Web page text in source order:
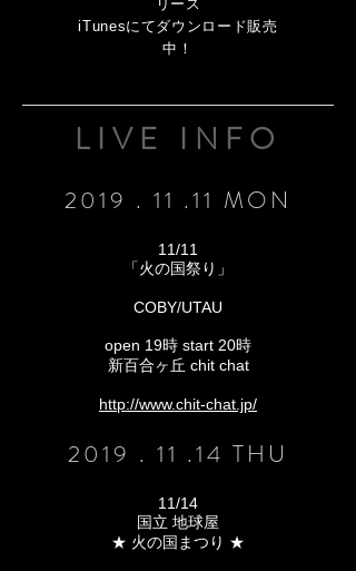
リース
iTunesにてダウンロード販売
中！
LIVE INFO
2019 . 11 .11 MON
11/11
「火の国祭り」
COBY/UTAU
open 19時 start 20時
新百合ヶ丘 chit chat
http://www.chit-chat.jp/
2019 . 11 .14 THU
11/14
国立 地球屋
★ 火の国まつり ★